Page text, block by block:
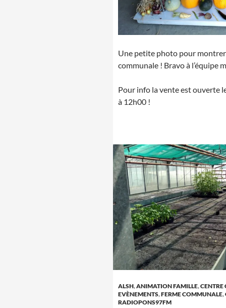
Une petite photo pour montrer
communale ! Bravo à l’équipe
Pour info la vente est ouverte
à 12h00 !
ALSH,ANIMATION FAMILLE,CENTRE
EVÈNEMENTS,FERME COMMUNALE,
RADIOPONS97FM